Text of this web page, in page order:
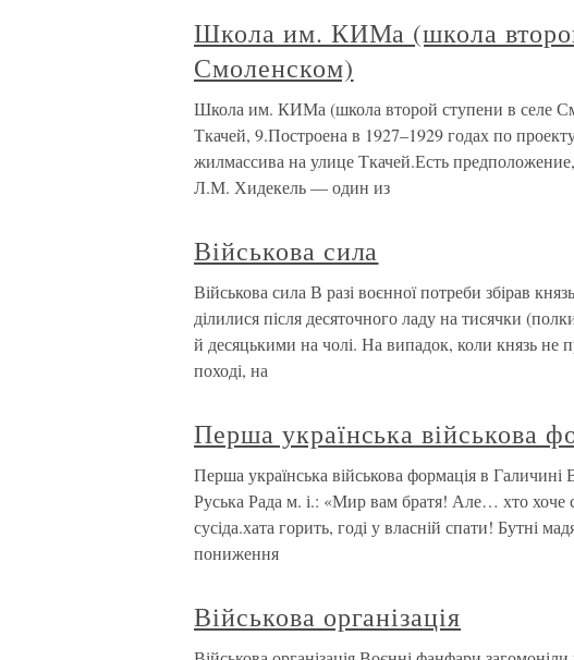
Школа им. КИМа (школа
Смоленском)
Школа им. КИМа (школа второй ступени в селе
Ткачей, 9.Построена в 1927–1929 годах по
жилмассива на улице Ткачей.Есть
Л.М. Хидекель — один из
Військова сила
Військова сила В разі воєнної потреби збірав
ділилися після десяточного ладу на тисячки
й десяцькими на чолі. На випадок, коли князь не
поході, на
Перша українська військова
Перша українська військова формація в Галичині
Руська Рада м. і.: «Мир вам братя! Але… хто хоче
сусіда.хата горить, годі у власній спати! Бутні
пониження
Військова організація